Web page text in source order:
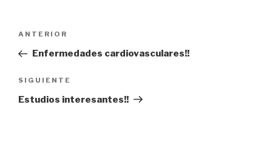
entradas
Entrada
anterior:
ANTERIOR
Enfermedades cardiovasculares!!
Siguiente
entrada
SIGUIENTE
Estudios interesantes!!